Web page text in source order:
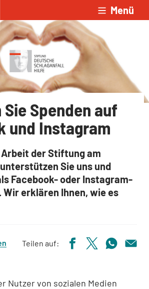
Menü
Sie Spenden auf
und Instagram
der Stiftung am
Sie uns und
Facebook- oder Instagram-
Wir erklären Ihnen, wie es
Teilen auf:
Nutzer von sozialen Medien